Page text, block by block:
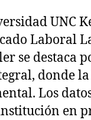
UNC
Laboral
se destaca
donde la
Los
en